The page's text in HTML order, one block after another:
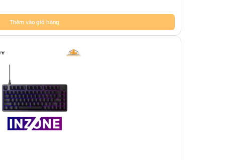
Thêm vào giỏ hàng